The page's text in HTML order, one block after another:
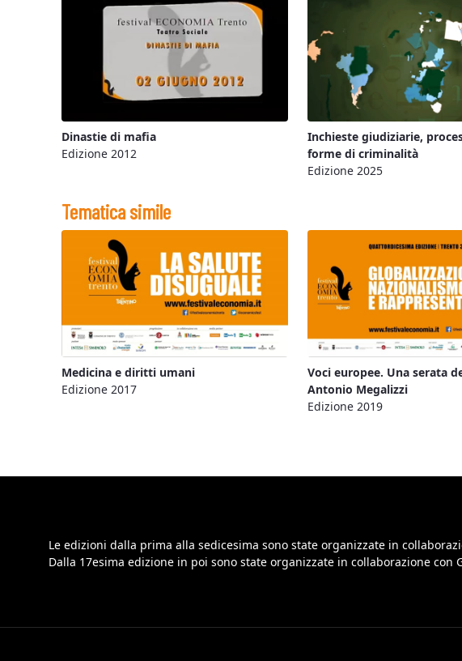
Dinastie di mafia
Edizione 2012
Inchieste giudiziarie,
forme di criminalità
Edizione 2025
Tematica simile
Medicina e diritti umani
Edizione 2017
Voci europee. Una serata
Antonio Megalizzi
Edizione 2019
Le edizioni dalla prima alla sedicesima sono state organizzate in
Dalla 17esima edizione in poi sono state organizzate in collaborazione con